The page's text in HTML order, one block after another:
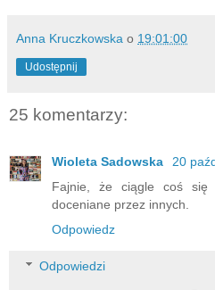
Anna Kruczkowska o 19:01:00
Udostępnij
25 komentarzy:
Wioleta Sadowska
20
Fajnie, że ciągle coś się
doceniane przez innych.
Odpowiedz
Odpowiedzi